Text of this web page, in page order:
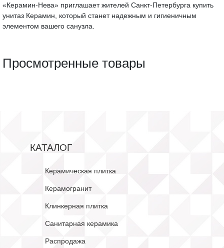
«Керамин-Нева» приглашает жителей Санкт-Петербурга купить
унитаз Керамин, который станет надежным и гигиеничным
элементом вашего санузла.
Просмотренные товары
КАТАЛОГ
Керамическая плитка
Керамогранит
Клинкерная плитка
Санитарная керамика
Распродажа